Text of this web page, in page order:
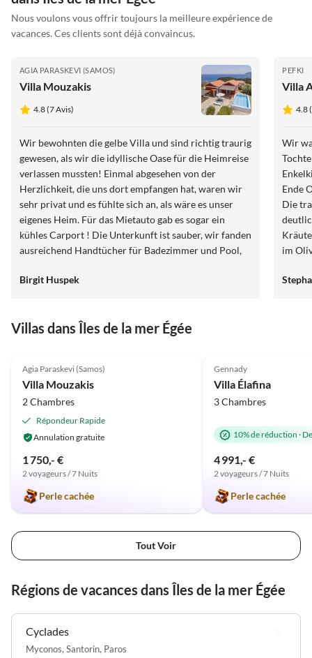
Nous voulons vous offrir toujours la meilleure expérience de
vacances. Ces clients sont déjà convaincus.
AGIA PARASKEVI (SAMOS)
Villa Mouzakis
4.8 (7 Avis)
Wir bewohnten die gelbe Villa und sind richtig traurig
gewesen, als wir die idyllische Oase für die Heimreise
verlassen mussten! Einmal abgesehen von der
Herzlichkeit, die uns dort empfangen hat, waren wir
sehr privat und es fühlte sich an, als wäre es unser
eigenes Heim. Für das Mietauto gab es sogar ein
kühles Carport ! Die Unterkunft ist sauber, wir fanden
ausreichend Handtücher für Badezimmer und Pool,
fehlt ist ein Kochlöffel und die Erneuerung der zwei
kennenlernen durften! Die Taverne im Dorf am
Birgit Huspek
PEFKI
Villa
4.8
Wir
Ende
Die
im
dem
Ort,
Villas dans Îles de la mer Égée
Meilleure
Agia Paraskevi (Samos)
Villa Mouzakis
2 Chambres
Répondeur Rapide
Annulation gratuite
1 750,- €
2 voyageurs / 7 Nuits
Perle cachée
Gennady
Villa Élafina
3 Chambres
10% de réduction ·
4 991,- €
2 voyageurs / 7 Nuits
Perle cachée
Tout Voir
Régions de vacances dans Îles de la mer Égée
Cyclades
Myconos, Santorin, Paros